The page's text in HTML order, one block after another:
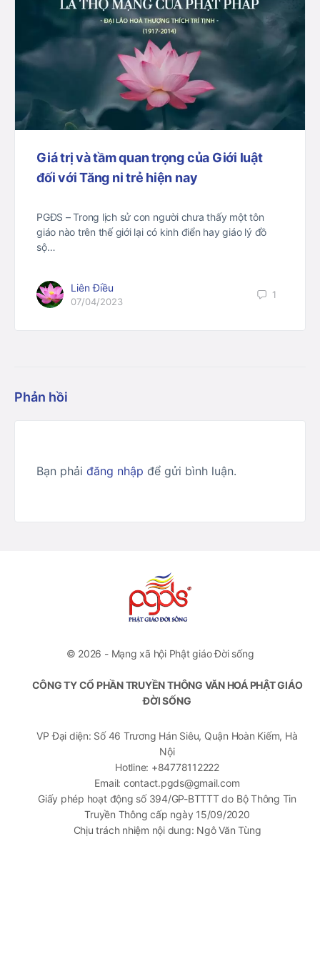
Giá trị và tầm quan trọng của Giới luật
đối với Tăng ni trẻ hiện nay
PGĐS – Trong lịch sử con người chưa thấy một tôn
giáo nào trên thế giới lại có kinh điển hay giáo lý đồ
sộ…
Liên Điều
07/04/2023
1
Phản hồi
Bạn phải đăng nhập để gửi bình luận.
© 2026 - Mạng xã hội Phật giáo Đời sống
CÔNG TY CỔ PHẦN TRUYỀN THÔNG VĂN HOÁ PHẬT GIÁO
ĐỜI SỐNG
VP Đại diện: Số 46 Trương Hán Siêu, Quận Hoàn Kiếm, Hà
Nội
Hotline: +84778112222
Email: contact.pgds@gmail.com
Giấy phép hoạt động số 394/GP-BTTTT do Bộ Thông Tin
Truyền Thông cấp ngày 15/09/2020
Chịu trách nhiệm nội dung: Ngô Văn Tùng